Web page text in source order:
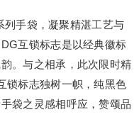
列手袋，凝聚精湛工艺与
互锁标志是以经典徽标
。与之相承，此次限时精
锁标志独树一帜，纯黑色
袋之灵感相呼应，赞颂品